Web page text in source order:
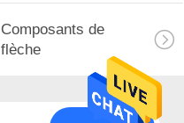
Composants de
flèche